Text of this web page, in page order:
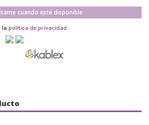
cuando esté disponible
la política de privacidad